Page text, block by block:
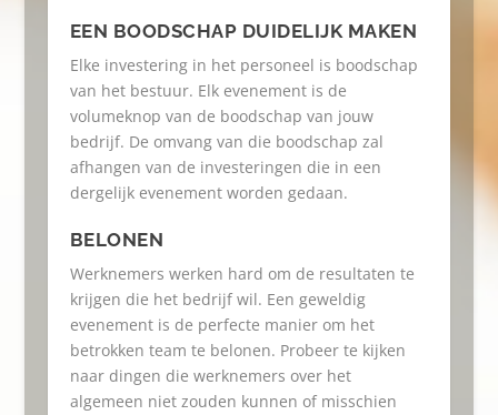
EEN BOODSCHAP DUIDELIJK MAKEN
Elke investering in het personeel is boodschap
van het bestuur. Elk evenement is de
volumeknop van de boodschap van jouw
bedrijf. De omvang van die boodschap zal
afhangen van de investeringen die in een
dergelijk evenement worden gedaan.
BELONEN
Werknemers werken hard om de resultaten te
krijgen die het bedrijf wil. Een geweldig
evenement is de perfecte manier om het
betrokken team te belonen. Probeer te kijken
naar dingen die werknemers over het
algemeen niet zouden kunnen of misschien